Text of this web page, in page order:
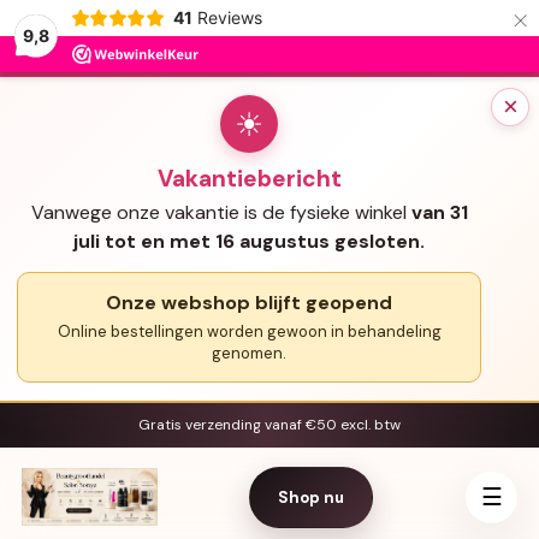
9,8
41 Reviews ×
×
☀
Vakantiebericht
Vanwege onze vakantie is de fysieke winkel van 31
juli tot en met 16 augustus gesloten.
Onze webshop blijft geopend
Online bestellingen worden gewoon in behandeling
genomen.
Gratis verzending vanaf €50 excl. btw
Shop nu ☰